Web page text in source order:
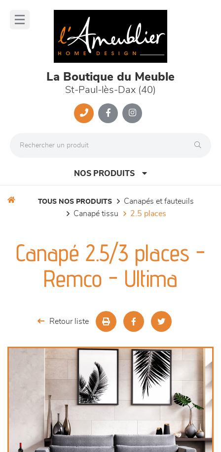
La Boutique du Meuble
St-Paul-lès-Dax (40)
NOS PRODUITS
séjours
meubles de complément
décoration
TOUS NOS PRODUITS
canapés et fauteuils
canapé tissu
2.5 places
Canapé 2.5/3 places -
Remco - Ultima
Retour liste